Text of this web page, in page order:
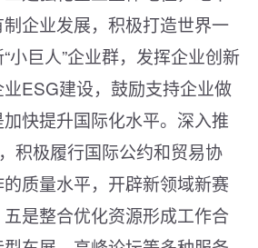
企业发展，积极打造世界一
小巨人”企业群，发挥企业创新
ESG建设，鼓励支持企业做
快提升国际化水平。深入推
积极履行国际公约和贸易协
质量水平，开辟新领域新赛
是整合优化资源形成工作合